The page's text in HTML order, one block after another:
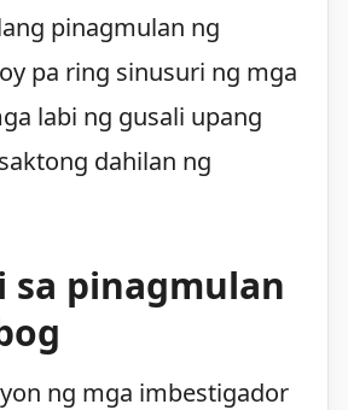
pinagmulan ng
pa ring sinusuri ng mga
labi ng gusali upang
dahilan ng
sa pinagmulan
ng mga imbestigador